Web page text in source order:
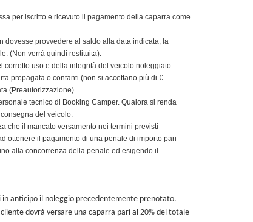
per iscritto e ricevuto il pagamento della caparra come
dovesse provvedere al saldo alla data indicata, la
(Non verrà quindi restituita).
uso e della integrità del veicolo noleggiato.
prepagata o contanti (non si accettano più di €
(Preautorizzazione).
tecnico di Booking Camper. Qualora si renda
del veicolo.
che il mancato versamento nei termini previsti
ottenere il pagamento di una penale di importo pari
alla concorrenza della penale ed esigendo il
anticipo il noleggio precedentemente prenotato.
dovrà versare una caparra pari al 20% del totale